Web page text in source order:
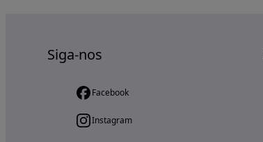
Siga-nos
Facebook
Instagram